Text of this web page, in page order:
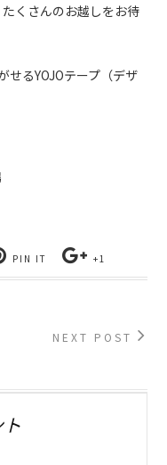
くさんのお越しをお待
せるYOJOテープ（デザ
PIN IT +1
NEXT POST